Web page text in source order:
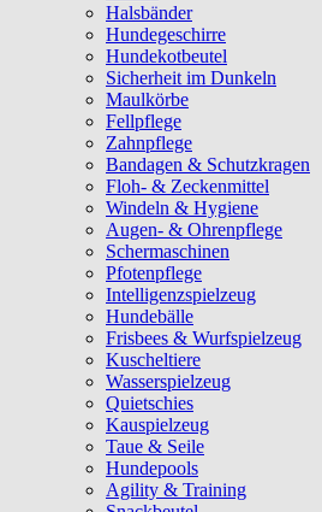
Halsbänder
Hundegeschirre
Hundekotbeutel
Sicherheit im Dunkeln
Maulkörbe
Fellpflege
Zahnpflege
Bandagen & Schutzkragen
Floh- & Zeckenmittel
Windeln & Hygiene
Augen- & Ohrenpflege
Schermaschinen
Pfotenpflege
Intelligenzspielzeug
Hundebälle
Frisbees & Wurfspielzeug
Kuscheltiere
Wasserspielzeug
Quietschies
Kauspielzeug
Taue & Seile
Hundepools
Agility & Training